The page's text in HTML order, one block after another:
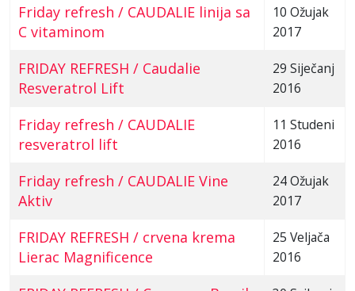
Friday refresh / CAUDALIE linija sa
C vitaminom
10 Ožujak
2017
FRIDAY REFRESH / Caudalie
Resveratrol Lift
29 Siječanj
2016
Friday refresh / CAUDALIE
resveratrol lift
11 Studeni
2016
Friday refresh / CAUDALIE Vine
Aktiv
24 Ožujak
2017
FRIDAY REFRESH / crvena krema
Lierac Magnificence
25 Veljača
2016